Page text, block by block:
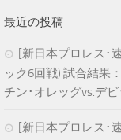
最近の投稿
[新日本プロレス･
ック6回戦) 試合結果
チン･オレッグvs.デ
[新日本プロレス･